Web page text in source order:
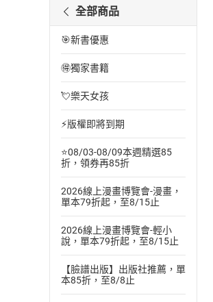
全部商品
🎯新書優惠
🉐獨家書籍
💘樂天女孩
⚡版權即將到期
⭐08/03-08/09本週精選85
折，領券再85折
2026線上漫畫博覽會-漫畫，
單本79折起，至8/15止
2026線上漫畫博覽會-輕小
說，單本79折起，至8/15止
【臉譜出版】出版社推薦，單
本85折，至8/8止